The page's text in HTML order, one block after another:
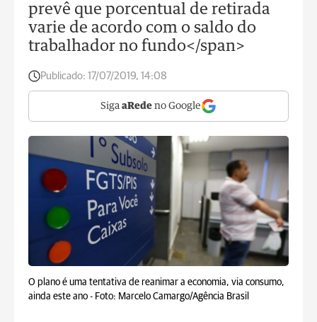
prevê que porcentual de retirada
varie de acordo com o saldo do
trabalhador no fundo</span>
Publicado: 17/07/2019, 14:08
Siga aRede no Google
O plano é uma tentativa de reanimar a economia, via consumo,
ainda este ano - Foto: Marcelo Camargo/Agência Brasil